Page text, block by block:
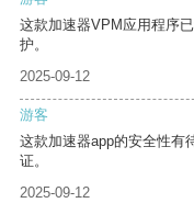
这款加速器VPM应用程序
护。
2025-09-12
游客
这款加速器app的安全性有
证。
2025-09-12